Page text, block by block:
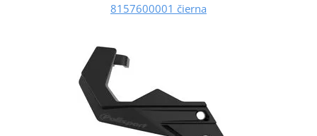
8157600001 čierna